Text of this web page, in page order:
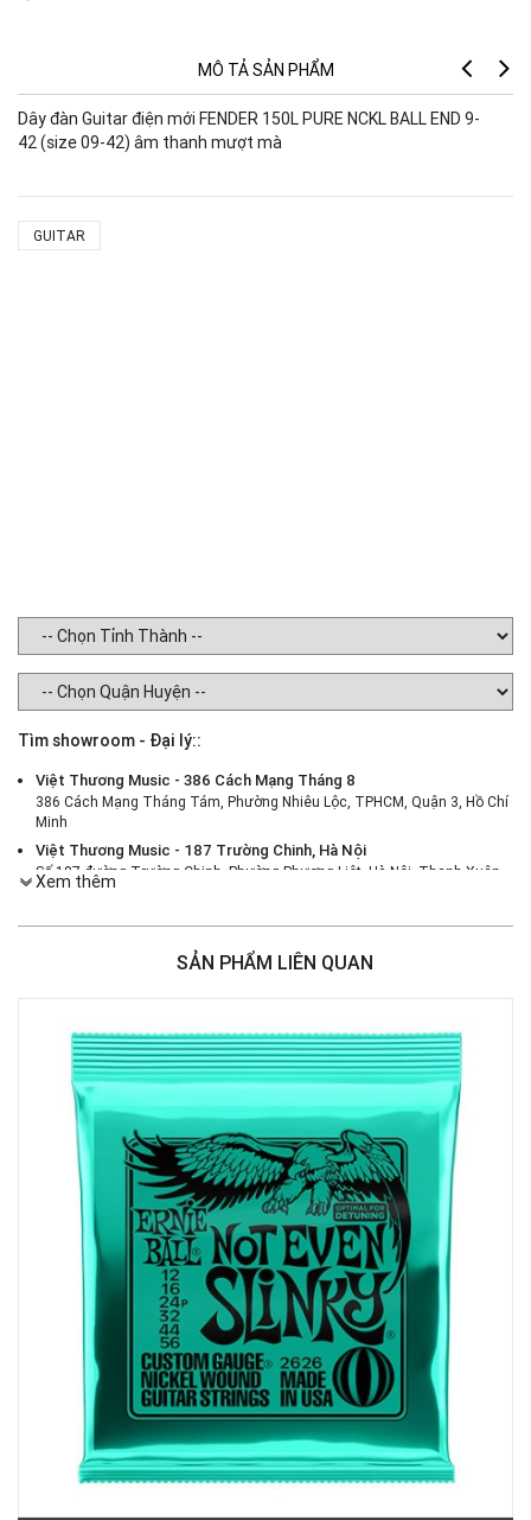
MÔ TẢ SẢN PHẨM
Dây đàn Guitar điện mới FENDER 150L PURE NCKL BALL END 9-
42 (size 09-42) âm thanh mượt mà
GUITAR
Tìm showroom - Đại lý::
Việt Thương Music - 386 Cách Mạng Tháng 8
386 Cách Mạng Tháng Tám, Phường Nhiêu Lộc, TPHCM, Quận 3, Hồ Chí
Minh
Việt Thương Music - 187 Trường Chinh, Hà Nội
Số 187 đường Trường Chinh, Phường Phương Liệt, Hà Nội, Thanh Xuân ,
Hà Nội
Việt Thương Music - 46 Hào Nam
Việt Thương Music - Crescent Mall
Việt Thương Music - 180 Võ Thị Sáu
180B Võ Thị Sáu, Phường Xuân Hòa, TPHCM, Quận 3, Hồ Chí Minh
Việt Thương Music - 369 Điện Biên Phủ
369 Điện Biên Phủ, Phường Bàn Cờ, TPHCM, Quận 3, Hồ Chí Minh
Việt Thương Music - 102Q An Dương Vương
102Q Đường An Dương Vương, Phường An Đông, TPHCM, Quận 5, Hồ Chí
Việt Thương Music - 49E Phan Đăng Lưu
49E Phan Đăng Lưu, Phường Bình Thạnh, TPHCM, Quận Bình Thạnh, Hồ
Việt Thương Music - Phường Gò Vấp
11 Đường số 3, Khu dân cư Cityland Park Hill, Phường Gò Vấp, TPHCM,
Quận Gò Vấp, Hồ Chí Minh
Việt Thương Music - 12 Quốc Hương
Tầng G, Tòa nhà Thảo Điền Pearl, 12 Quốc Hương, Phường An Khánh,
TPHCM, Quận 2, Hồ Chí Minh
Việt Thương Music - 442 Lũy Bán Bích
442 Lũy Bán Bích, Phường Tân Phú, TPHCM, Quận Tân Phú, Hồ Chí Minh
Việt Thương Music - Thanh Khê
Xem thêm
SẢN PHẨM LIÊN QUAN